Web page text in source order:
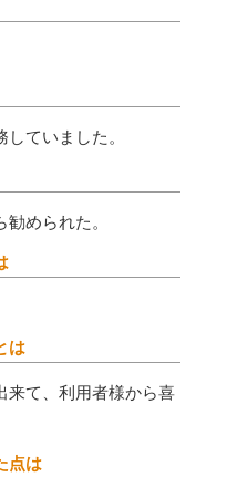
ていました。
められた。
は
来て、利用者様から喜
点は